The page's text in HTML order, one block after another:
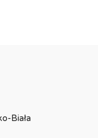
Biała